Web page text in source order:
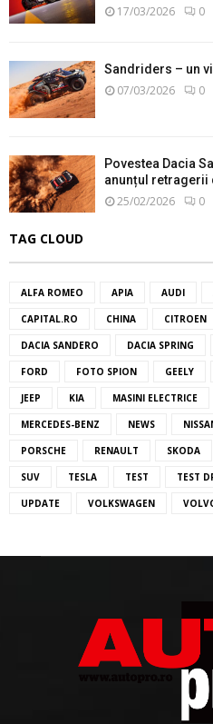
17/03/2026 0
Sandriders – un
07/03/2026 0
Povestea Dacia
anunțul retragerii
25/02/2026 0
TAG CLOUD
ALFA ROMEO APIA AUDI
CAPITAL.RO CHINA CITROEN
DACIA SANDERO DACIA SPRING
FORD FOTO SPION GEELY
JEEP KIA MASINI ELECTRICE
MERCEDES-BENZ NEWS
PORSCHE RENAULT SKODA
SUV TESLA TEST TEST
UPDATE VOLKSWAGEN